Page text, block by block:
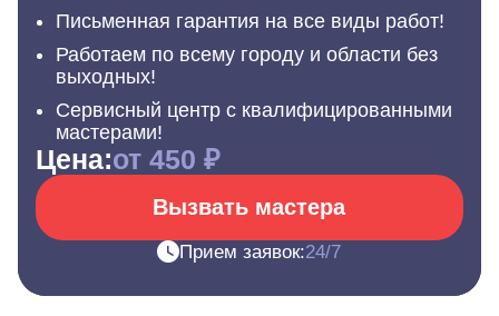
Письменная гарантия на все виды работ!
Работаем по всему городу и области без
выходных!
Сервисный центр с квалифицированными
мастерами!
Цена:от 450 ₽
Вызвать мастера
Прием заявок:24/7